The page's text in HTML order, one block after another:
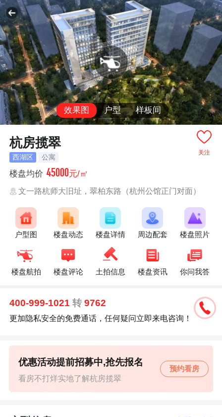
效果图 户型 样板间
关注
杭房揽翠
西湖区 公寓
楼盘均价 45000元/㎡
文一路杭师大旧址，翠柏东路（杭州公馆正门对面）
户型图 楼盘动态 楼盘详情 周边配套 楼盘照片
楼盘航拍 楼盘评论 土拍信息 楼盘资讯 你问我答
400-999-1021转 9762
更加隐私安全的免费通话，任何疑问立即来电咨询！
看房不打烊实地了解杭房揽翠
优惠活动提前招募中,抢先报名
预约看房